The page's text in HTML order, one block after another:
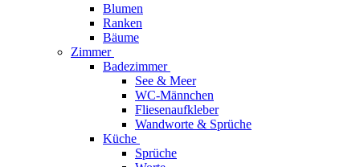
Blumen
Ranken
Bäume
Zimmer
Badezimmer
See & Meer
WC-Männchen
Fliesenaufkleber
Wandworte & Sprüche
Küche
Sprüche